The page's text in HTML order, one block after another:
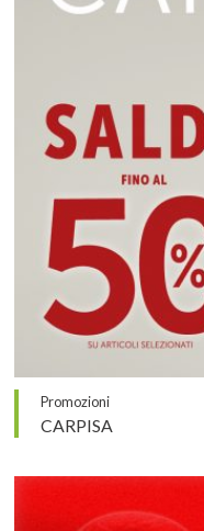
Promozioni
CARPISA